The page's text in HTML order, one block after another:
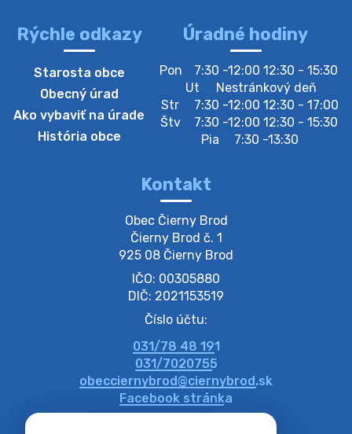
4. augusta 2026 10:05
Zberný dvor-Gyűjtőudvar
Oznamujeme obyvateľom, že v stredu 05. augusta
bude zberný dvor zatvorený. Értesítjük a lakosokat,
hogy szerdán augusztus 05-én a gyűjtőudvar zárva
lesz https://ciernybrod.sk?p=214…
Zber separovaného odpadu plastu-
Szeparált műanya…
Oznamujeme obyvateľom, že v stredu 05. augusta
prebehne zber separovaného odpadu plastu. Prosíme
obyvateľov, aby vrecia s odpadom vyložili pred dom už
večer vopred, nakoľko firma F…
4. augusta 2026 09:51
Oznámenie o plánovanom prerušení dodávky
elektri…
Oznamujeme Vám, že v určitých dňoch bude v
niektorých častiach našej obce plánované prerušenie
distribúcie elektrickej energie. Podrobné informácie o
Rýchle odkazy
Starosta obce
Obecný úrad
Ako vybaviť na úrade
História obce
Úradné hodiny
Pon
7:30 -12:00 12:30 - 15:30
Ut
Nestránkový deň
Str
7:30 -12:00 12:30 - 17:00
Štv
7:30 -12:00 12:30 - 15:30
Pia
7:30 -13:30
Kontakt
Obec Čierny Brod
Čierny Brod č. 1
925 08 Čierny Brod
IČO: 00305880
DIČ: 2021153519
Číslo účtu:
031/78 48 191
031/7020755
obecciernybrod@ciernybrod.sk
Facebook stránka